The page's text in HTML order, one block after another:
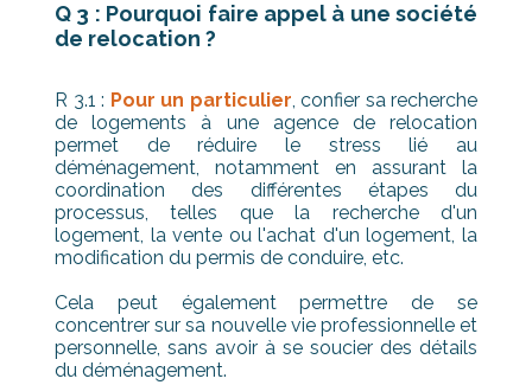
Q 3 : Pourquoi faire appel à une société
de relocation ?
R 3.1 : Pour un particulier, confier sa recherche
de logements à une agence de relocation
permet de réduire le stress lié au
déménagement, notamment en assurant la
coordination des différentes étapes du
processus, telles que la recherche d'un
logement, la vente ou l'achat d'un logement, la
modification du permis de conduire, etc.
Cela peut également permettre de se
concentrer sur sa nouvelle vie professionnelle et
personnelle, sans avoir à se soucier des détails
du déménagement.